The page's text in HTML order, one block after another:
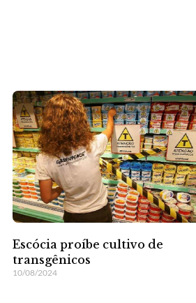
Escócia proíbe cultivo de
transgênicos
10/08/2024